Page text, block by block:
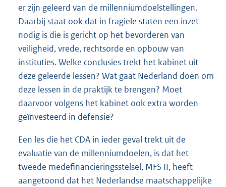
er zijn geleerd van de millenniumdoelstellingen.
Daarbij staat ook dat in fragiele staten een inzet
nodig is die is gericht op het bevorderen van
veiligheid, vrede, rechtsorde en opbouw van
instituties. Welke conclusies trekt het kabinet uit
deze geleerde lessen? Wat gaat Nederland doen om
deze lessen in de praktijk te brengen? Moet
daarvoor volgens het kabinet ook extra worden
geïnvesteerd in defensie?
Een les die het CDA in ieder geval trekt uit de
evaluatie van de millenniumdoelen, is dat het
tweede medefinancieringsstelsel, MFS II, heeft
aangetoond dat het Nederlandse maatschappelijke